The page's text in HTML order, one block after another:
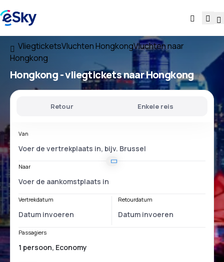
VliegticketsVluchten HongkongVluchten naar
Hongkong
Hongkong - vliegtickets naar Hongkong
Retour Enkele reis
Van
Naar
Vertrekdatum Retourdatum
Passagiers